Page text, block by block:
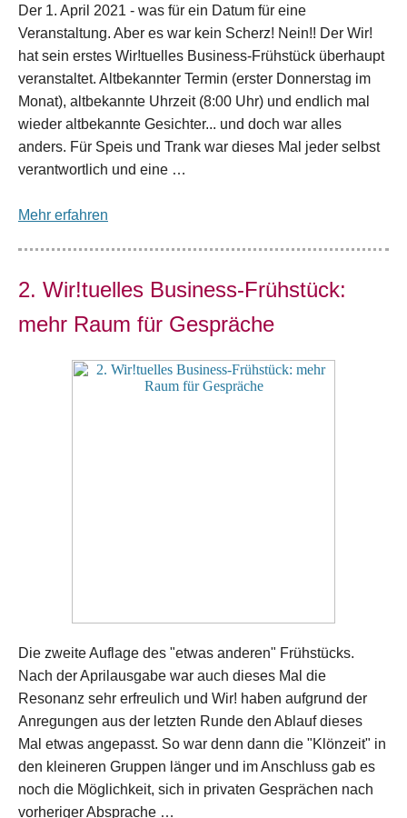
Der 1. April 2021 - was für ein Datum für eine
Veranstaltung. Aber es war kein Scherz! Nein!! Der Wir!
hat sein erstes Wir!tuelles Business-Frühstück überhaupt
veranstaltet. Altbekannter Termin (erster Donnerstag im
Monat), altbekannte Uhrzeit (8:00 Uhr) und endlich mal
wieder altbekannte Gesichter... und doch war alles
anders. Für Speis und Trank war dieses Mal jeder selbst
verantwortlich und eine …
Mehr erfahren
2. Wir!tuelles Business-Frühstück:
mehr Raum für Gespräche
Die zweite Auflage des "etwas anderen" Frühstücks.
Nach der Aprilausgabe war auch dieses Mal die
Resonanz sehr erfreulich und Wir! haben aufgrund der
Anregungen aus der letzten Runde den Ablauf dieses
Mal etwas angepasst. So war denn dann die "Klönzeit" in
den kleineren Gruppen länger und im Anschluss gab es
noch die Möglichkeit, sich in privaten Gesprächen nach
vorheriger Absprache …